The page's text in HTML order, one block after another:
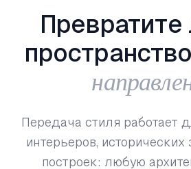
Передача стиля работает
интерьеров,
построек: любую